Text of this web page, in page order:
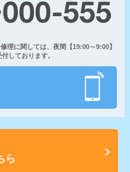
理に関しては、夜間【19:00～9:00】
しております。
ら